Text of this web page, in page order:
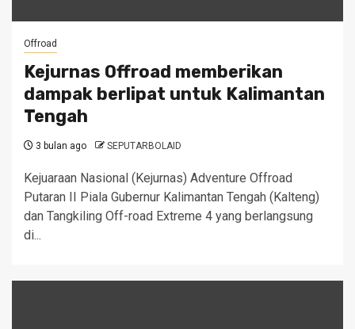
Offroad
Kejurnas Offroad memberikan
dampak berlipat untuk Kalimantan
Tengah
3 bulan ago SEPUTARBOLAID
Kejuaraan Nasional (Kejurnas) Adventure Offroad
Putaran II Piala Gubernur Kalimantan Tengah (Kalteng)
dan Tangkiling Off-road Extreme 4 yang berlangsung
di...